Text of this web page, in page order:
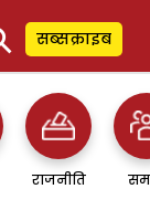
सब्सक्राइब
राजनीति